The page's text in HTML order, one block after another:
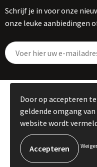
Schrijf je in voor onze
onze leuke aanbiedingen
©
Door op accepteren
geldende omgang
website wordt